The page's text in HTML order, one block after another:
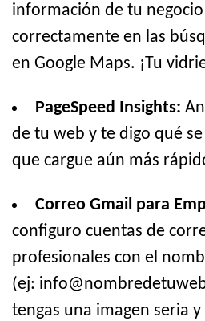
información de tu
correctamente en las
en Google Maps. ¡Tu
PageSpeed Insights:
de tu web y te digo qué
que cargue aún más
Correo Gmail para
configuro cuentas de
profesionales con el
(ej:
tengas una imagen seria